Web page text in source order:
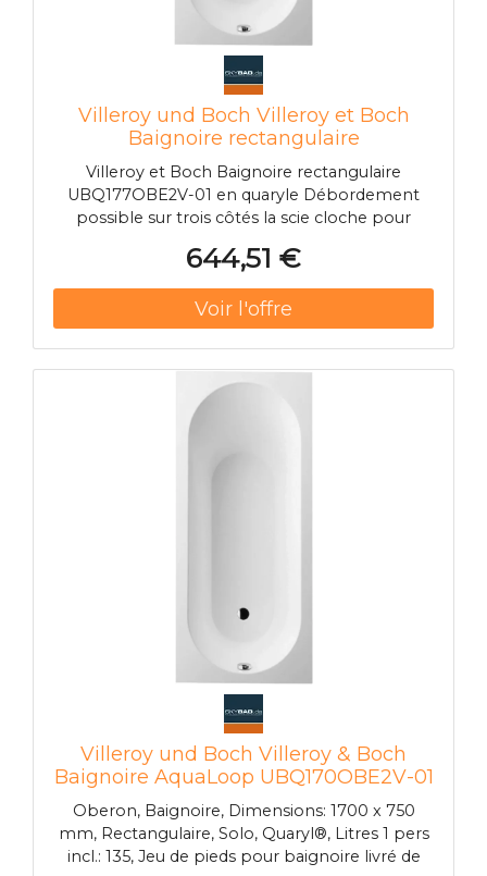
Villeroy und Boch Villeroy et Boch
Baignoire rectangulaire
UBQ177OBE2V-01 170 x 70 cm, blanc
Villeroy et Boch Baignoire rectangulaire
UBQ177OBE2V-01 en quaryle Débordement
possible sur trois côtés la scie cloche pour
pieds de baignoire (autocollant) réglable à
partir de 14 5-18 cm vidange prolongée et trop-
plein nécessaire Contenu utilisable BQ160 125 l
BQ177 135 l BQ170 135 l BQ180 175 l
644,51 €
Villeroy und Boch Villeroy & Boch
Baignoire AquaLoop UBQ170OBE2V-01
1700 x 750 x 450 mm blanc
Rectangulaire, Quaryl
Oberon, Baignoire, Dimensions: 1700 x 750
mm, Rectangulaire, Solo, Quaryl®, Litres 1 pers
incl.: 135, Jeu de pieds pour baignoire livré de